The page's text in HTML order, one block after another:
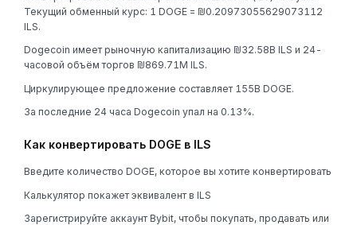
Текущий обменный курс: 1 DOGE = ₪0.20973055629073112
ILS.
Dogecoin имеет рыночную капитализацию ₪32.58B ILS и 24-
часовой объём торгов ₪869.71M ILS.
Циркулирующее предложение составляет 155B DOGE.
За последние 24 часа Dogecoin упал на 0.13%.
Как конвертировать DOGE в ILS
Введите количество DOGE, которое вы хотите конвертировать
Калькулятор покажет эквивалент в ILS
Зарегистрируйте аккаунт Bybit, чтобы покупать, продавать или